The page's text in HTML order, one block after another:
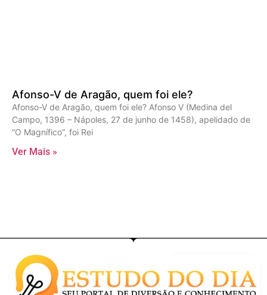
Afonso-V de Aragão, quem foi ele?
Afonso-V de Aragão, quem foi ele? Afonso V (Medina del
Campo, 1396 – Nápoles, 27 de junho de 1458), apelidado de
“O Magnífico”, foi Rei
Ver Mais »